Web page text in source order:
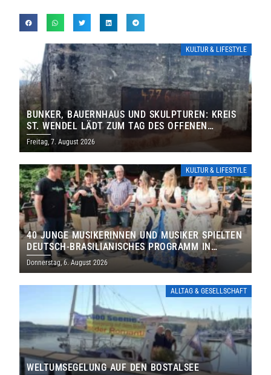
KULTUR & LIFESTYLE
BUNKER, BAUERNHAUS UND SKULPTUREN: KREIS
ST. WENDEL LÄDT ZUM TAG DES OFFENEN
DENKMALS EIN
Freitag, 7. August 2026
KULTUR & LIFESTYLE
40 JUNGE MUSIKERINNEN UND MUSIKER SPIELTEN
DEUTSCH-BRASILIANISCHES PROGRAMM IN
THOLEY
Donnerstag, 6. August 2026
ALLTAG & GESELLSCHAFT
WELTUMSEGELUNG AUF DEN BOSTALSEE